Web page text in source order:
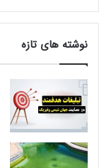
نوشته های تازه